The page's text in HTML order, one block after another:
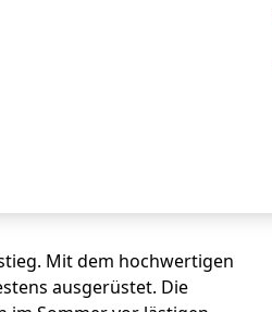
Mit dem hochwertigen
ausgerüstet. Die